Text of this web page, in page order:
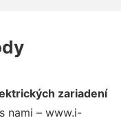
zariadení
nami – www.i-